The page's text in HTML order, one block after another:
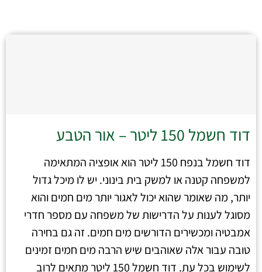
דוד חשמל 150 ליטר – אור הטבע
דוד חשמל בנפח 150 ליטר הוא אופציה המתאימה
למשפחה קטנה או למשק בית בינוני. יש לו מיכל גדול
יותר, מה שאומר שהוא יכול לאגור יותר מים חמים והוא
מסוגל לענות על הדרישות של משפחה עם מספר חדרי
אמבטיה ומכשירים הדורשים מים חמים. זה גם בחירה
טובה עבור אלה שאוהבים שיש הרבה מים חמים זמינים
לשימוש בכל עת. דוד חשמל 150 ליטר מתאים לרוב